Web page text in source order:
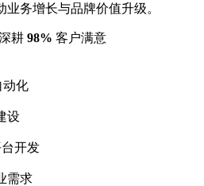
务增长与品牌价值升级。
耕 98% 客户满意
动化
设
开发
需求